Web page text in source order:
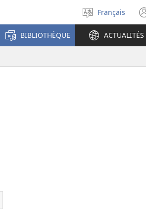
Sélectionner
la
langue
Français
BIBLIOTHÈQUE ACTUALITÉS